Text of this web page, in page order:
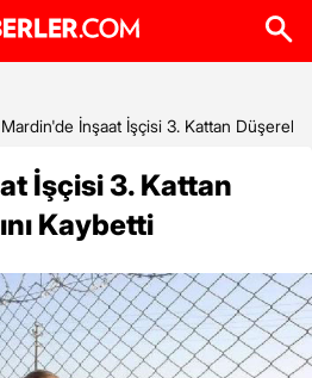
Mardin'de İnşaat İşçisi 3. Kattan Düşerek
İşçisi 3. Kattan
Kaybetti